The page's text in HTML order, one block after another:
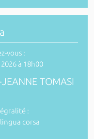
vous :
à 18h00
TOMASI
:
corsa